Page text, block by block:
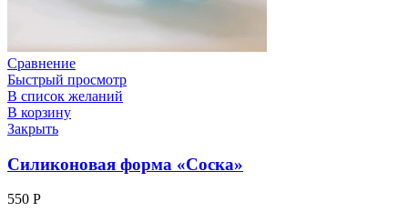
Сравнение
Быстрый просмотр
В список желаний
В корзину
Закрыть
Силиконовая форма «Соска»
550 Р